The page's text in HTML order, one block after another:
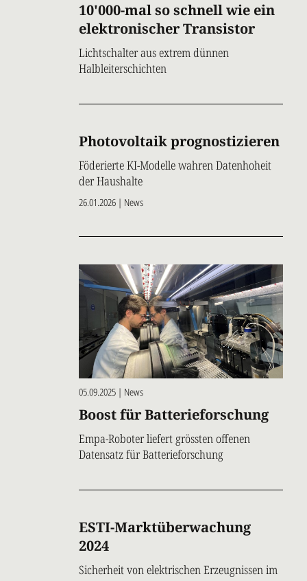
10'000-mal so schnell wie ein
elektronischer Transistor
Lichtschalter aus extrem dünnen
Halbleiterschichten
Photovoltaik prognostizieren
Föderierte KI-Modelle wahren Datenhoheit
der Haushalte
26.01.2026 | News
05.09.2025 | News
Boost für Batterieforschung
Empa-Roboter liefert grössten offenen
Datensatz für Batterieforschung
ESTI-Marktüberwachung
2024
Sicherheit von elektrischen Erzeugnissen im